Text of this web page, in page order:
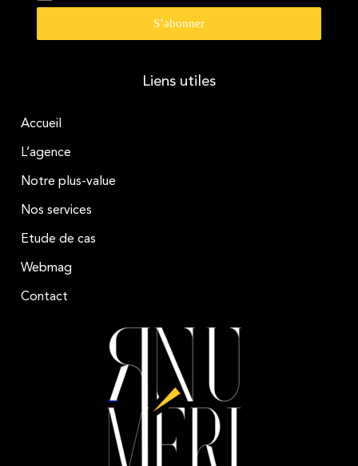
Liens utiles
Accueil
L’agence
Notre plus-value
Nos services
Etude de cas
Webmag
Contact
S’abonner